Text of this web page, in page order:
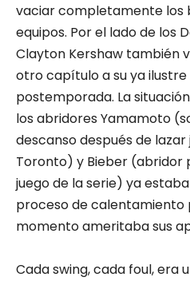
vaciar completamente los
equipos. Por el lado de los
Clayton Kershaw también
otro capítulo a su ya
postemporada. La
los abridores Yamamoto
descanso después de
Toronto) y Bieber (abridor
juego de la serie) ya
proceso de calentamiento
momento ameritaba sus
Cada swing, cada foul, era